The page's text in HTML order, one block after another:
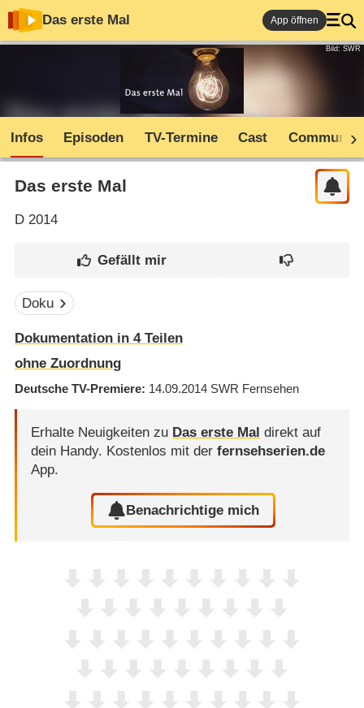
Das erste Mal App öffnen
Bild: SWR
Infos Episoden TV-Termine Cast Community
Das erste Mal
D2014
Doku
Dokumentation in 4 Teilen
ohne Zuordnung
Deutsche TV-Premiere 14.09.2014 SWR Fernsehen
Erhalte Neuigkeiten zu Das erste Mal direkt auf
dein Handy. Kostenlos mit der fernsehserien.de
App.
Benachrichtige mich